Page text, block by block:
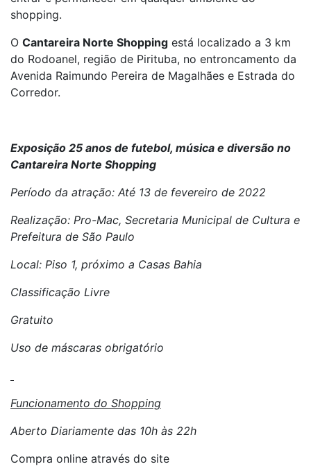
shopping.
O Cantareira Norte Shopping está localizado a 3 km
do Rodoanel, região de Pirituba, no entroncamento da
Avenida Raimundo Pereira de Magalhães e Estrada do
Corredor.
Exposição 25 anos de futebol, música e diversão no
Cantareira Norte Shopping
Período da atração: Até 13 de fevereiro de 2022
Realização: Pro-Mac, Secretaria Municipal de Cultura e
Prefeitura de São Paulo
Local: Piso 1, próximo a Casas Bahia
Classificação Livre
Gratuito
Uso de máscaras obrigatório
Funcionamento do Shopping
Aberto Diariamente das 10h às 22h
Compra online através do site